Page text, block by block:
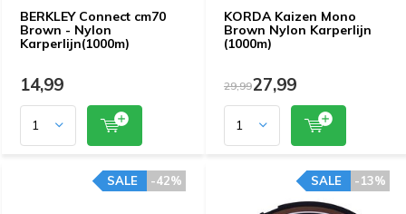
BERKLEY Connect cm70
Brown - Nylon
Karperlijn(1000m)
14,99
KORDA Kaizen Mono
Brown Nylon Karperlijn
(1000m)
29,9927,99
-42%
SALE -13%
SALE